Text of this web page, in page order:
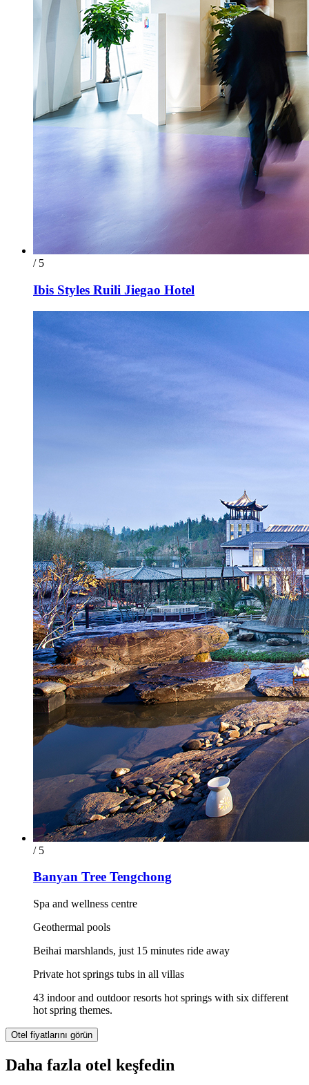
/ 5
Ibis Styles Ruili Jiegao Hotel
/ 5
Banyan Tree Tengchong
Spa and wellness centre
Geothermal pools
Beihai marshlands, just 15 minutes ride away
Private hot springs tubs in all villas
43 indoor and outdoor resorts hot springs with six different
hot spring themes.
Otel fiyatlarını görün
Daha fazla otel keşfedin